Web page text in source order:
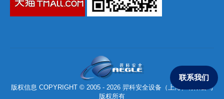
版权信息 COPYRIGHT © 2005 - 2026 羿科安全设备（上海）有限公司
版权所有
联系我们